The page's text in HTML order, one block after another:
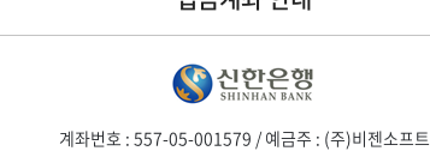
계좌번호 : 557-05-001579 / 예금주 : (주)비젠소프트